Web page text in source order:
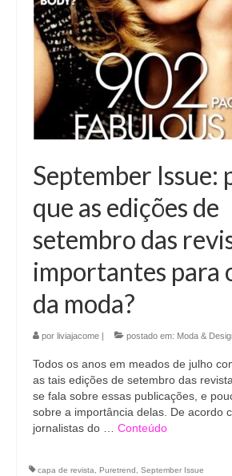
September Issue:
que as edições de
setembro das
importantes para
da moda?
por liviajacome | postado em: Moda &
Todos os anos em meados de julho
as tais edições de setembro das
se fala sobre essas publicações, e
sobre a importância delas. De acordo
jornalistas do … Conteúdo
capa de revista Puretrend September Issue